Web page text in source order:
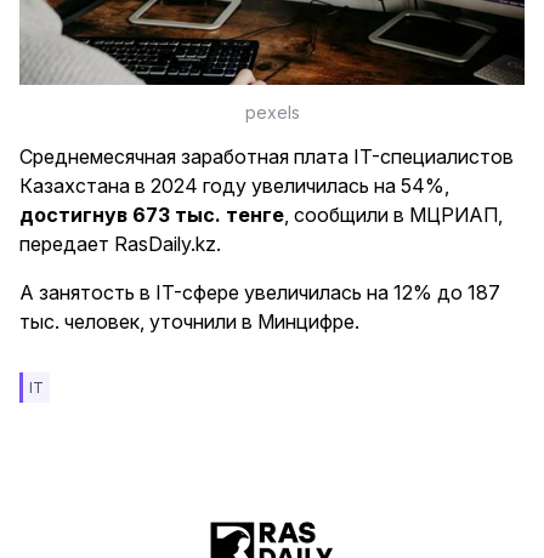
pexels
Среднемесячная заработная плата IT-специалистов
Казахстана в 2024 году увеличилась на 54%,
достигнув 673 тыс. тенге, сообщили в МЦРИАП,
передает RasDaily.kz.
А занятость в IT-сфере увеличилась на 12% до 187
тыс. человек, уточнили в Минцифре.
IT